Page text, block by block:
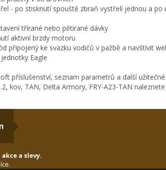
- po stisknutí spouště zbraň vystřelí jednou a po
třírané nebo pětirané dávky
aktivní brzdy motoru
připojený ke svazku vodičů v pažbě a navštívit
Eagle
příslušenství, seznam parametrů a další
kov, TAN, Delta Armory, FRY-A23-TAN
a slevy.